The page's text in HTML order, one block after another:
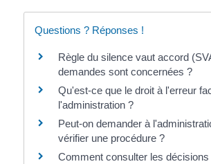
Questions ? Réponses !
Règle du silence vaut accord
demandes sont concernées ?
Qu'est-ce que le droit à l'erreur
l'administration ?
Peut-on demander à
vérifier une procédure ?
Comment consulter les décisions